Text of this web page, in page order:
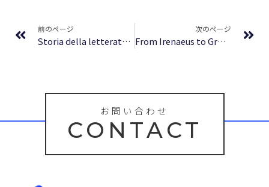
前のページ
Storia della letteratura del terrore: Il «gotico» dal Settecento ad oggi | Libri Moderni
次のページ
From Irenaeus to Grotius: A Sourcebook in Christian Political Thought – Read Books Online
お問い合わせ
CONTACT